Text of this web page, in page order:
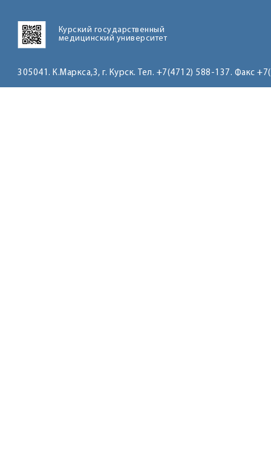
Курский государственный
медицинский университет
305041. К.Маркса,3, г. Курск. Тел. +7(4712) 588-137. Факс